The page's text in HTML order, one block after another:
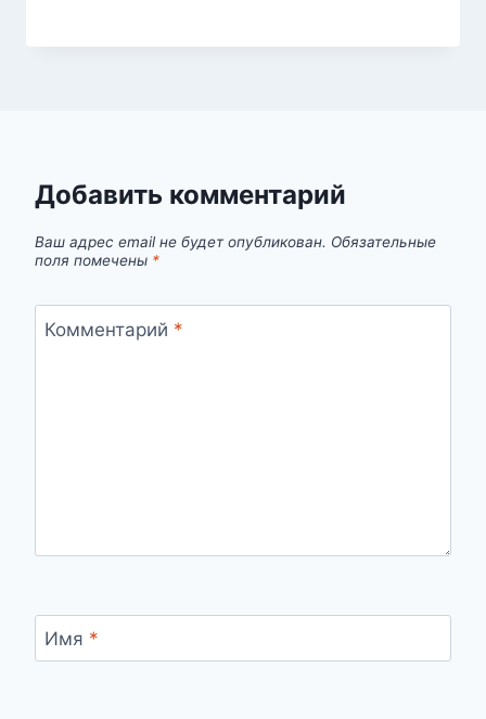
Добавить комментарий
Ваш адрес email не будет опубликован. Обязательные
поля помечены *
Комментарий *
Имя *